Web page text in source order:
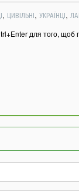
, ЦИВІЛЬНІ, УКРАЇНЦІ,
для того, щоб